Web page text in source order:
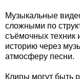
Музыкальные
сложными по
съёмочных техник
историю через
атмосферу песни.
Клипы могут быть